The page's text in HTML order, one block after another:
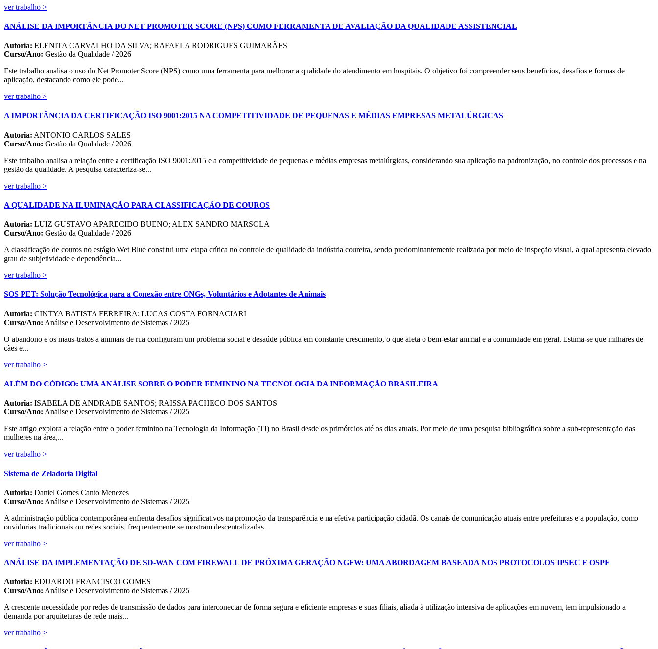
ver trabalho >
ANÁLISE DA IMPORTÂNCIA DO NET PROMOTER SCORE (NPS) COMO FERRAMENTA DE AVALIAÇÃO DA QUALIDADE ASSISTENCIAL
Autoria: ELENITA CARVALHO DA SILVA; RAFAELA RODRIGUES GUIMARÃES
Curso/Ano: Gestão da Qualidade / 2026
Este trabalho analisa o uso do Net Promoter Score (NPS) como uma ferramenta para melhorar a qualidade do atendimento em hospitais. O objetivo foi compreender seus benefícios, desafios e formas de
aplicação, destacando como ele pode...
ver trabalho >
A IMPORTÂNCIA DA CERTIFICAÇÃO ISO 9001:2015 NA COMPETITIVIDADE DE PEQUENAS E MÉDIAS EMPRESAS METALÚRGICAS
Autoria: ANTONIO CARLOS SALES
Curso/Ano: Gestão da Qualidade / 2026
Este trabalho analisa a relação entre a certificação ISO 9001:2015 e a competitividade de pequenas e médias empresas metalúrgicas, considerando sua aplicação na padronização, no controle dos processos e na
gestão da qualidade. A pesquisa caracteriza-se...
ver trabalho >
A QUALIDADE NA ILUMINAÇÃO PARA CLASSIFICAÇÃO DE COUROS
Autoria: LUIZ GUSTAVO APARECIDO BUENO; ALEX SANDRO MARSOLA
Curso/Ano: Gestão da Qualidade / 2026
A classificação de couros no estágio Wet Blue constitui uma etapa crítica no controle de qualidade da indústria coureira, sendo predominantemente realizada por meio de inspeção visual, a qual apresenta elevado
grau de subjetividade e dependência...
ver trabalho >
SOS PET: Solução Tecnológica para a Conexão entre ONGs, Voluntários e Adotantes de Animais
Autoria: CINTYA BATISTA FERREIRA; LUCAS COSTA FORNACIARI
Curso/Ano: Análise e Desenvolvimento de Sistemas / 2025
O abandono e os maus-tratos a animais de rua configuram um problema social e desaúde pública em constante crescimento, o que afeta o bem-estar animal e a comunidade em geral. Estima-se que milhares de
cães e...
ver trabalho >
ALÉM DO CÓDIGO: UMA ANÁLISE SOBRE O PODER FEMININO NA TECNOLOGIA DA INFORMAÇÃO BRASILEIRA
Autoria: ISABELA DE ANDRADE SANTOS; RAISSA PACHECO DOS SANTOS
Curso/Ano: Análise e Desenvolvimento de Sistemas / 2025
Este artigo explora a relação entre o poder feminino na Tecnologia da Informação (TI) no Brasil desde os primórdios até os dias atuais. Por meio de uma pesquisa bibliográfica sobre a sub-representação das
mulheres na área,...
ver trabalho >
Sistema de Zeladoria Digital
Autoria: Daniel Gomes Canto Menezes
Curso/Ano: Análise e Desenvolvimento de Sistemas / 2025
A administração pública contemporânea enfrenta desafios significativos na promoção da transparência e na efetiva participação cidadã. Os canais de comunicação atuais entre prefeituras e a população, como
ouvidorias tradicionais ou redes sociais, frequentemente se mostram descentralizadas...
ver trabalho >
ANÁLISE DA IMPLEMENTAÇÃO DE SD-WAN COM FIREWALL DE PRÓXIMA GERAÇÃO NGFW: UMA ABORDAGEM BASEADA NOS PROTOCOLOS IPSEC E OSPF
Autoria: EDUARDO FRANCISCO GOMES
Curso/Ano: Análise e Desenvolvimento de Sistemas / 2025
A crescente necessidade por redes de transmissão de dados para interconectar de forma segura e eficiente empresas e suas filiais, aliada à utilização intensiva de aplicações em nuvem, tem impulsionado a
demanda por arquiteturas de rede mais...
ver trabalho >